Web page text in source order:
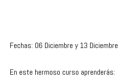
Fechas: 06 Diciembre y 13 Diciembre
En este hermoso curso aprenderás: